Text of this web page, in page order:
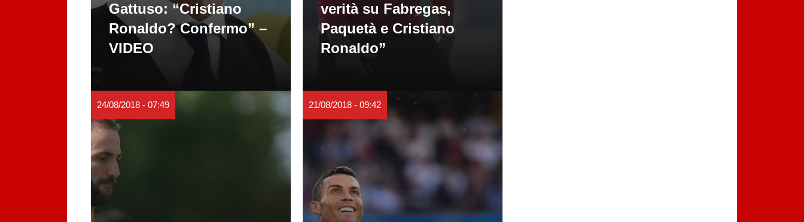
Gattuso: “Cristiano
Ronaldo? Confermo” –
VIDEO
verità su Fabregas,
Paquetà e Cristiano
Ronaldo”
24/08/2018 - 07:49 21/08/2018 - 09:42